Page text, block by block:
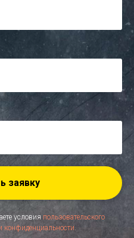
заявку
условия пользовательского
конфиденциальности